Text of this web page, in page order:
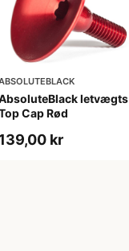
letvægts
Cap Rød
139,00 kr